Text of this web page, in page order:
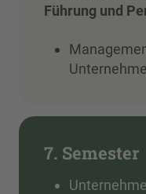
Führung und
7. Semester